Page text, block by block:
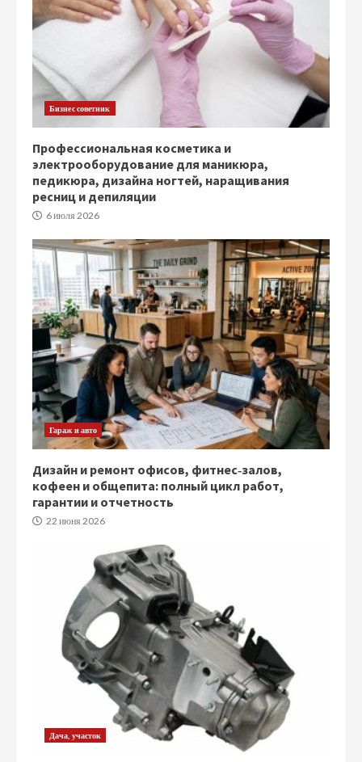
Бизнес советник
Профессиональная косметика и
электрооборудование для маникюра,
педикюра, дизайна ногтей, наращивания
ресниц и депиляции
6 июля 2026
Гараж и авто
Дизайн и ремонт офисов, фитнес‑залов,
кофеен и общепита: полный цикл работ,
гарантии и отчетность
22 июня 2026
Дача, участок